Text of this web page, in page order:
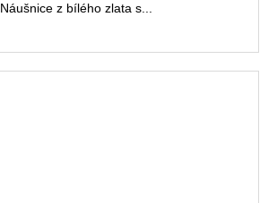
Náušnice z bílého zlata s...